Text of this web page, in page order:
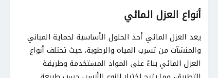
أنواع العزل المائي
يعد العزل المائي أحد الحلول الأساسية لحماية المباني
والمنشآت من تسرب المياه والرطوبة، حيث تختلف أنواع
العزل المائي بناءً على المواد المستخدمة وطريقة